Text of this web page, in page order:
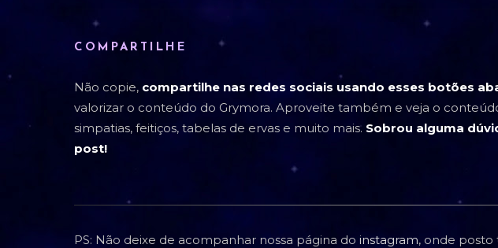
COMPARTILHE
Não copie, compartilhe nas redes sociais usando esses botões
valorizar o conteúdo do Grymora. Aproveite também e veja o
simpatias, feitiços, tabelas de ervas e muito mais. Sobrou alguma
post!
PS: Não deixe de acompanhar nossa página do instagram, onde posto